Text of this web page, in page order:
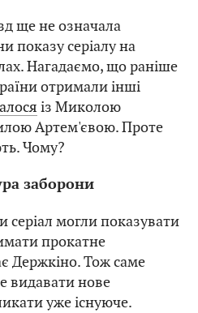
ще не означала
показу серіалу на
Нагадаємо, що раніше
отримали інші
із Миколою
Артем'євою. Проте
Чому?
заборони
серіал могли показувати
прокатне
Держкіно. Тож саме
видавати нове
уже існуюче.